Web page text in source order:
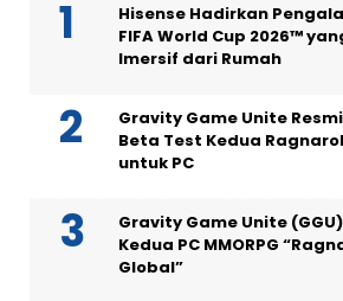
Hisense Hadirkan
FIFA World Cup 2026™
Imersif dari Rumah
Gravity Game Unite
Beta Test Kedua
untuk PC
Gravity Game Unite
Kedua PC MMORPG
Global”